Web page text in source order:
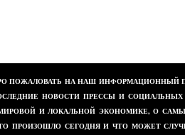
ДОБРО ПОЖАЛОВАТЬ НА НАШ
НОВОСТИ ПРЕССЫ И
И ЛОКАЛЬНОЙ ЭКОНОМИКЕ, О
ПРОИЗОШЛО СЕГОДНЯ И ЧТО МОЖЕТ